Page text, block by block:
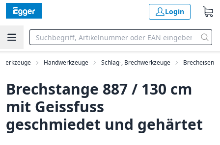
Login
Werkzeuge Handwerkzeuge Schlag-, Brechwerkzeuge Brecheisen
Brechstange 887 / 130 cm
mit Geissfuss
geschmiedet und gehärtet